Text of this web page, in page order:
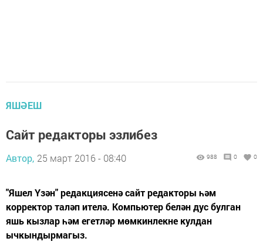
ЯШӘЕШ
Сайт редакторы эзлибез
Автор, 25 март 2016 - 08:40 988 0 0
"Яшел Үзән" редакциясенә сайт редакторы һәм
корректор таләп ителә. Компьютер белән дус булган
яшь кызлар һәм егетләр мөмкинлекне кулдан
ычкындырмагыз.